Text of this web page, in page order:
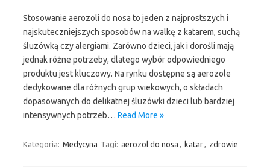
Stosowanie aerozoli do nosa to jeden z najprostszych i
najskuteczniejszych sposobów na walkę z katarem, suchą
śluzówką czy alergiami. Zarówno dzieci, jak i dorośli mają
jednak różne potrzeby, dlatego wybór odpowiedniego
produktu jest kluczowy. Na rynku dostępne są aerozole
dedykowane dla różnych grup wiekowych, o składach
dopasowanych do delikatnej śluzówki dzieci lub bardziej
intensywnych potrzeb… Read More »
Kategoria: Medycyna Tagi: aerozol do nosa , katar, zdrowie